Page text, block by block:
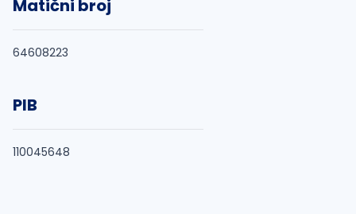
Matični broj
64608223
PIB
110045648